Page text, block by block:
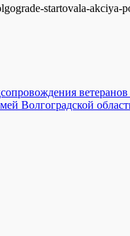
startovala-
Волгоградской